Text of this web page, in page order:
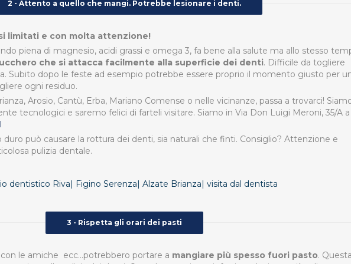
2 - Attento a quello che mangi. Potrebbe lesionare i denti.
limitati e con molta attenzione!
piena di magnesio, acidi grassi e omega 3, fa bene alla salute ma allo stesso
che si attacca facilmente alla superficie dei denti. Difficile da togliere
Subito dopo le feste ad esempio potrebbe essere proprio il momento giusto per
ogni residuo.
Arosio, Cantù, Erba, Mariano Comense o nelle vicinanze, passa a trovarci!
tecnologici e saremo felici di farteli visitare. Siamo in Via Don Luigi Meroni, 35/A
può causare la rottura dei denti, sia naturali che finti. Consiglio? Attenzione e
pulizia dentale.
3 - Rispetta gli orari dei pasti
le amiche ecc…potrebbero portare a mangiare più spesso fuori pasto. Questa